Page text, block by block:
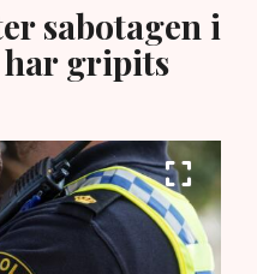
sabotagen i
har gripits